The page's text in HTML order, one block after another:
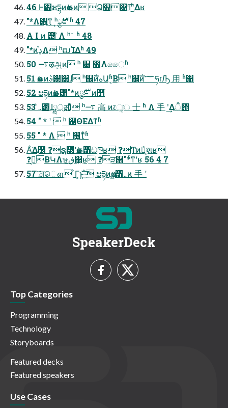
46 Ͱ͸ະདྷͷҩࢣͷ Ձ஋͸Ͳ͜ʹ͋Δʁ
"*Λ࢖͍͜ͳ͢ ʰ࢘ྩౝʱ 47
A I ͷ ౴ ͑Λ ʰ ٙ ͏ ʱ 48
"*ͷࢮ֯Λ ʰຒΊΔʱ 49
50 ࠷ऴܾஅͷ ʰ ੹ ೚Λෛ͏ʱ
51 ҩࢣͷ࢓ࣄ͸ɺ ʰ஌ࣝͷهԱʱ͔Β ʰ஌ࣝͷ؅ཧɾԠ ⽤ ʱ΁
52 ະདྷͷҩࢣ͸"*ͷ࢘ྩౝͷ໾ׂ
53 ܅ͨͪ͸ɺྺ্࢙ॳΊͯ ʰ࠷ ⾼ ͷ෭ૢॎ ⼠ ʱ Λ ⼿ ʹ͢Δੈ୅ͩ
54 " * ʹ  ʰ ࢖ΘΕΔͳʱ
55 " * Λ  ʰ ࢖͍͜ͳͤʱ
Α͋͘Δ࣭໰ ❓ຊ౰ʹҩࢣ͸ඞཁʁ ❓ͲͷՊ͕҆શʁ
❓ࠓ͔ΒԿΛษڧ͢΂͖ʁ ❓ੜ੒"*ͬͯͳʹʁ 56 4 7
57 ͝ਗ਼ௌ ͋Γ͕ͱ͏͍͟͝·ͨ͠ ະདྷͷҩྍ͸܅ͨͪͷ ⼿ ʹ
SpeakerDeck
Top Categories
Programming
Technology
Storyboards
Featured decks
Featured speakers
Use Cases